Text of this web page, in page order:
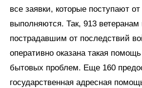
все заявки, которые поступают
выполняются. Так, 913
пострадавшим от последствий
оперативно оказана такая
бытовых проблем. Еще 160
государственная адресная